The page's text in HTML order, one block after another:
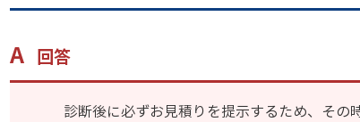
回答
診断後に必ずお見積りを提示するため、その